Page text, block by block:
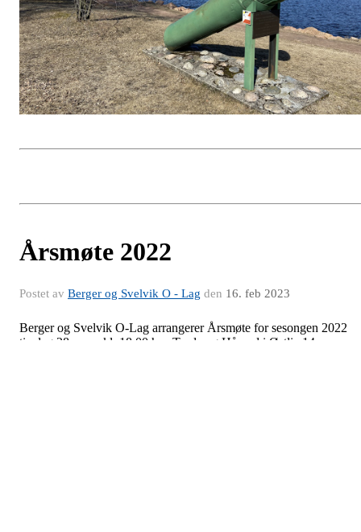
Årsmøte 2022
Postet av Berger og Svelvik O - Lag den 16. feb 2023
Berger og Svelvik O-Lag arrangerer Årsmøte for sesongen 2022
tirsdag 28. mars kl. 18.00 hos Trude og Håvard i Østlia 14.